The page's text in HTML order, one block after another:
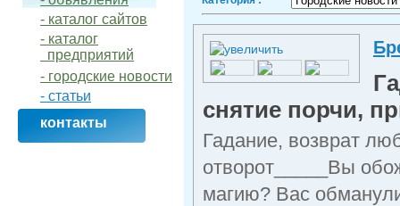
- кaталог сайтов
- кaталог
предприятий
- городские новости
- статьи
контакты
снятие порчи,
Гадание, возврат
отворот_____Вы
магию? Вас